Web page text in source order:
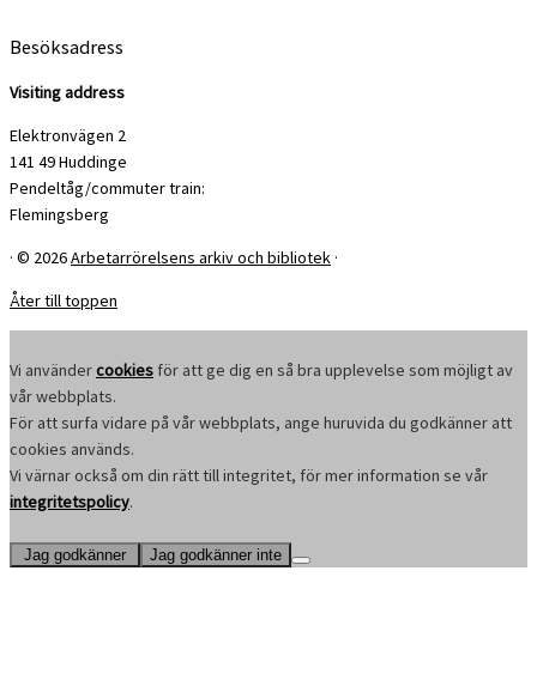
Besöksadress
Visiting address
Elektronvägen 2
141 49 Huddinge
Pendeltåg/commuter train:
Flemingsberg
· © 2026Arbetarrörelsens arkiv och bibliotek ·
Åter till toppen
Vi användercookies för att ge dig en så bra upplevelse som möjligt av
vår webbplats.
För att surfa vidare på vår webbplats, ange huruvida du godkänner att
cookies används.
Vi värnar också om din rätt till integritet, för mer information se vår
integritetspolicy.
Jag godkänner Jag godkänner inte